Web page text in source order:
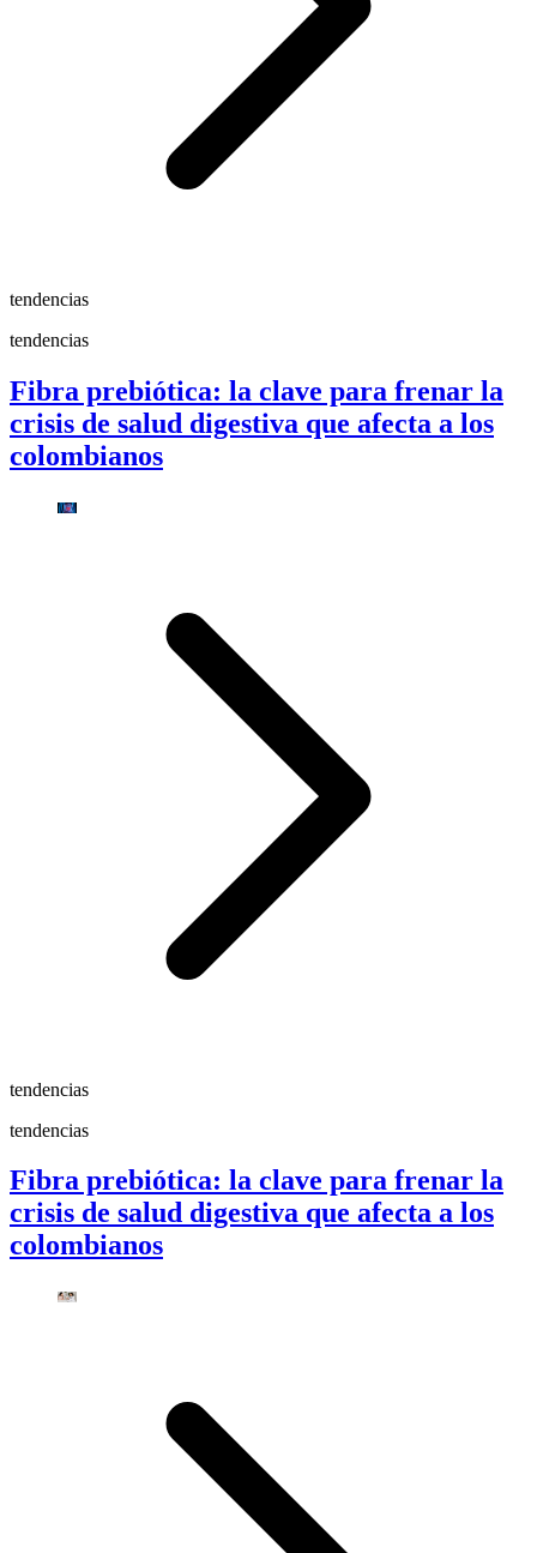
tendencias
tendencias
Fibra prebiótica: la clave para frenar la
crisis de salud digestiva que afecta a los
colombianos
tendencias
tendencias
Fibra prebiótica: la clave para frenar la
crisis de salud digestiva que afecta a los
colombianos